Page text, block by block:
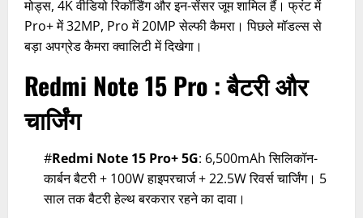
मोड्स, 4K वीडियो रिकॉर्डिंग और इन-सेंसर जूम शामिल हैं। फ्रंट में
Pro+ में 32MP, Pro में 20MP सेल्फी कैमरा। पिछले मॉडल्स से
बड़ा अपग्रेड कैमरा क्वालिटी में दिखेगा।
Redmi Note 15 Pro : बैटरी और
चार्जिंग
#Redmi Note 15 Pro+ 5G: 6,500mAh सिलिकॉन-
कार्बन बैटरी + 100W हाइपरचार्ज + 22.5W रिवर्स चार्जिंग। 5
साल तक बैटरी हेल्थ बरकरार रहने का दावा।